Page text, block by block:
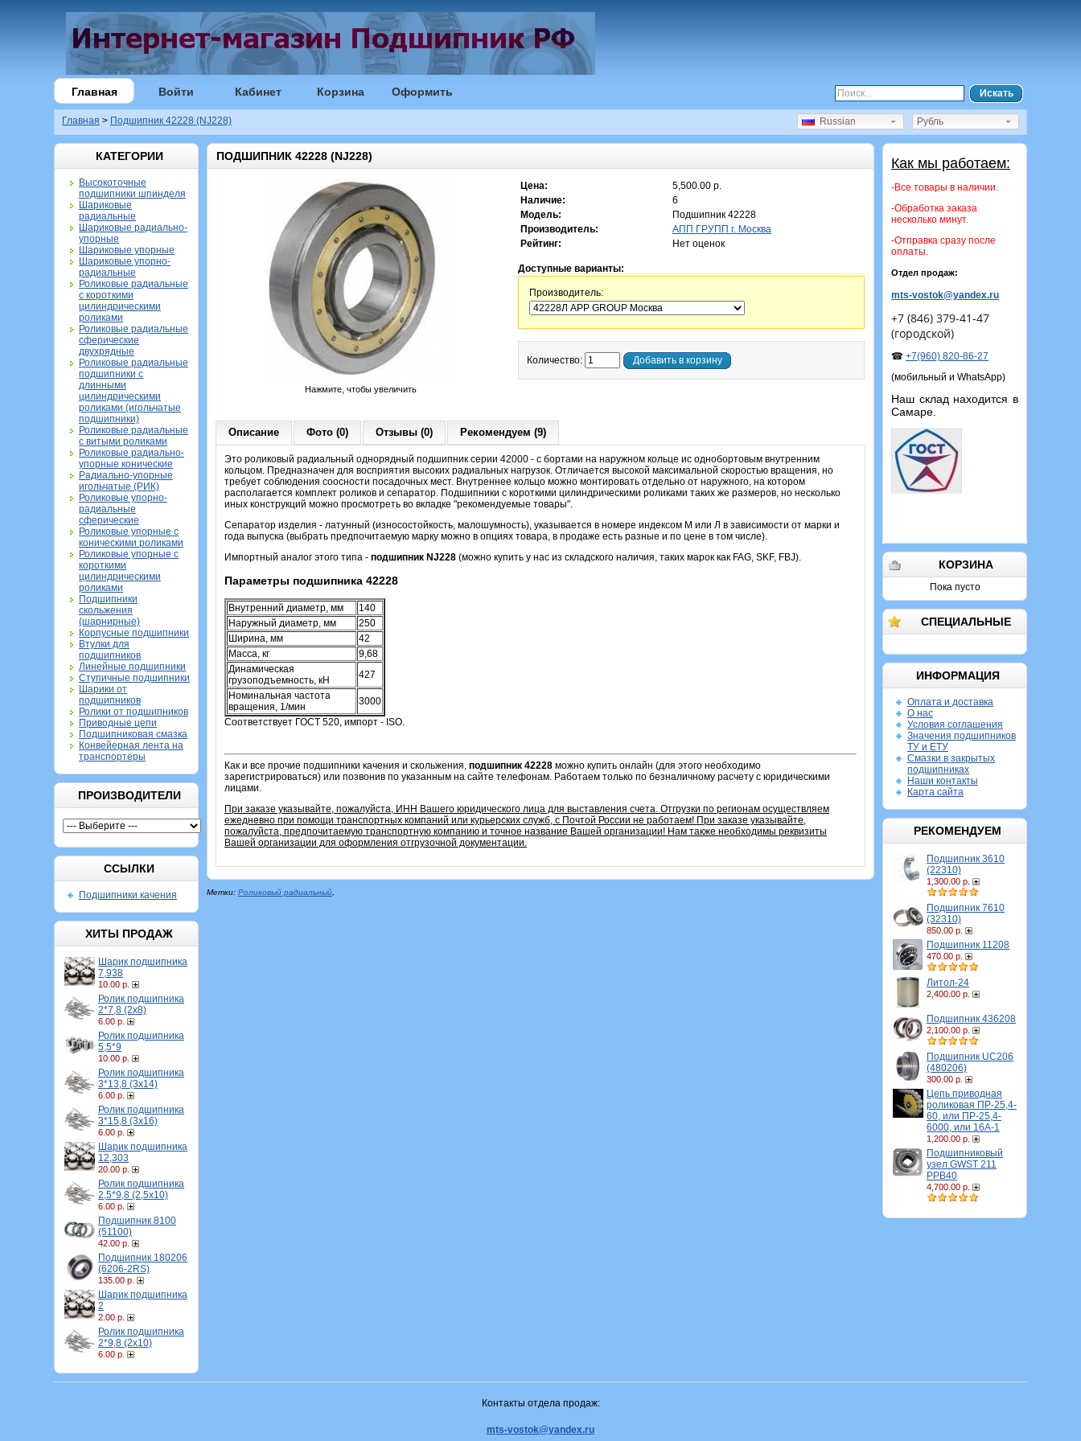
Главная Войти Кабинет Корзина Оформить Искать
Главная > Подшипник 42228 (NJ228) Рубль
Russian
КАТЕГОРИИ
Высокоточные
подшипники шпинделя
Шариковые
радиальные
Шариковые радиально-
упорные
Шариковые упорные
Шариковые упорно-
радиальные
Роликовые радиальные
с короткими
цилиндрическими
роликами
Роликовые радиальные
сферические
двухрядные
Роликовые радиальные
подшипники с
длинными
цилиндрическими
роликами (игольчатые
подшипники)
Роликовые радиальные
с витыми роликами
Роликовые радиально-
упорные конические
Радиально-упорные
игольчатые (РИК)
Роликовые упорно-
радиальные
сферические
Роликовые упорные с
коническими роликами
Роликовые упорные с
короткими
цилиндрическими
роликами
Подшипники
скольжения
(шарнирные)
Корпусные подшипники
Втулки для
подшипников
Линейные подшипники
Ступичные подшипники
Шарики от
подшипников
Ролики от подшипников
Приводные цепи
Подшипниковая смазка
Конвейерная лента на
транспортеры
ПРОИЗВОДИТЕЛИ
ССЫЛКИ
Подшипники качения
ХИТЫ ПРОДАЖ
Шарик подшипника
7,938
10.00 р.
Ролик подшипника
2*7,8 (2х8)
6.00 р.
Ролик подшипника
5,5*9
10.00 р.
Ролик подшипника
3*13,8 (3х14)
6.00 р.
Ролик подшипника
3*15,8 (3х16)
6.00 р.
Шарик подшипника
12,303
20.00 р.
Ролик подшипника
2,5*9,8 (2,5х10)
6.00 р.
Подшипник 8100
(51100)
42.00 р.
Подшипник 180206
(6206-2RS)
135.00 р.
Шарик подшипника
2
2.00 р.
Ролик подшипника
2*9,8 (2х10)
6.00 р.
Как мы работаем:
-Все товары в наличии.
-Обработка заказа
несколько минут.
-Отправка сразу после
оплаты.
Отдел продаж:
mts-vostok@yandex.ru
+7 (846) 379-41-47
(городской)
☎ +7(960) 820-86-27
(мобильный и WhatsApp)
Наш склад находится в
Самаре.
КОРЗИНА
Пока пусто
СПЕЦИАЛЬНЫЕ
ИНФОРМАЦИЯ
Оплата и доставка
О нас
Условия соглашения
Значения подшипников
ТУ и ЕТУ
Смазки в закрытых
подшипниках
Наши контакты
Карта сайта
РЕКОМЕНДУЕМ
Подшипник 3610
(22310)
1,300.00 р.
Подшипник 7610
(32310)
850.00 р.
Подшипник 11208
470.00 р.
Литол-24
2,400.00 р.
Подшипник 436208
2,100.00 р.
Подшипник UC206
(480206)
300.00 р.
Цепь приводная
роликовая ПР-25,4-
60, или ПР-25,4-
6000, или 16A-1
1,200.00 р.
Подшипниковый
узел GWST 211
PPB40
4,700.00 р.
ПОДШИПНИК 42228 (NJ228)
Нажмите, чтобы увеличить
Цена:
5,500.00 р.
Наличие:
6
Модель:
Подшипник 42228
Производитель:
АПП ГРУПП г. Москва
Рейтинг:
Нет оценок
Доступные варианты:
Производитель:
Количество: Добавить в корзину
Описание Фото (0) Отзывы (0) Рекомендуем (9)
Это роликовый радиальный однорядный подшипник серии 42000 - с бортами на наружном кольце ис однобортовым внутренним
кольцом. Предназначен для восприятия высоких радиальных нагрузок. Отличается высокой максимальной скоростью вращения, но
требует соблюдения соосности посадочных мест. Внутреннее кольцо можно монтировать отдельно от наружного, на котором
располагается комплект роликов и сепаратор. Подшипники с короткими цилиндрическими роликами таких же размеров, но несколько
иных конструкций можно просмотреть во вкладке "рекомендуемые товары".
Сепаратор изделия - латунный (износостойкость, малошумность), указывается в номере индексом М или Л в зависимости от марки и
года выпуска (выбрать предпочитаемую марку можно в опциях товара, в продаже есть разные и по цене в том числе).
Импортный аналог этого типа - подшипник NJ228 (можно купить у нас из складского наличия, таких марок как FAG, SKF, FBJ).
Параметры подшипника 42228
Внутренний диаметр, мм
140
Наружный диаметр, мм
250
Ширина, мм
42
Масса, кг
9,68
Динамическая
грузоподъемность, кН
427
Номинальная частота
вращения, 1/мин
3000
Соответствует ГОСТ 520, импорт - ISO.
Как и все прочие подшипники качения и скольжения, подшипник 42228 можно купить онлайн (для этого необходимо
зарегистрироваться) или позвонив по указанным на сайте телефонам. Работаем только по безналичному расчету с юридическими
лицами.
При заказе указывайте, пожалуйста, ИНН Вашего юридического лица для выставления счета. Отгрузки по регионам осуществляем
ежедневно при помощи транспортных компаний или курьерских служб, с Почтой России не работаем! При заказе указывайте,
пожалуйста, предпочитаемую транспортную компанию и точное название Вашей организации! Нам также необходимы реквизиты
Вашей организации для оформления отгрузочной документации.
Метки: Роликовый радиальный
Контакты отдела продаж:
mts-vostok@yandex.ru